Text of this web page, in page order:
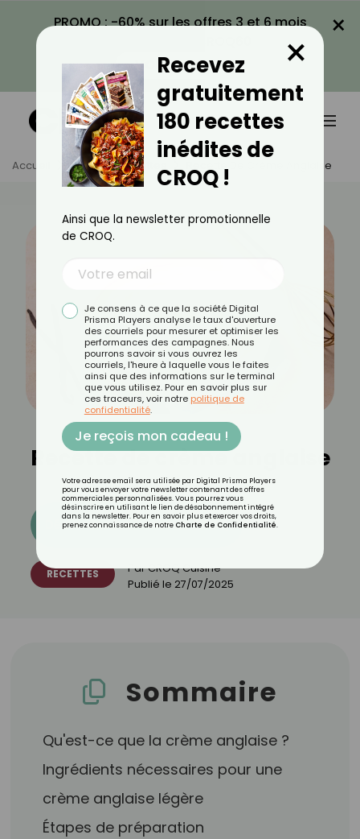
PROMO : -60% sur les offres 3 et 6 mois
VOIR LA PROMO
×
Accueil Actus Recettes Recette De Crème Anglaise
Recette de crème anglaise
Découvrez les 11 menus CROQ
RECETTES ParCROQ Cuisine
Publié le 27/07/2025
Sommaire
Qu'est-ce que la crème anglaise ?
Ingrédients nécessaires pour une
crème anglaise légère
Étapes de préparation
Recevez
gratuitement
180 recettes
inédites de
CROQ !
×
Ainsi que la newsletter promotionnelle
de CROQ.
Je consens à ce que la société Digital
Prisma Players analyse le taux d'ouverture
des courriels pour mesurer et optimiser les
performances des campagnes. Nous
pourrons savoir si vous ouvrez les
courriels, l'heure à laquelle vous le faites
ainsi que des informations sur le terminal
que vous utilisez. Pour en savoir plus sur
ces traceurs, voir notre politique de
confidentialité.
Je reçois mon cadeau !
Votre adresse email sera utilisée par Digital Prisma Players
pour vous envoyer votre newsletter contenant des offres
commerciales personnalisées. Vous pourrez vous
désinscrire en utilisant le lien de désabonnement intégré
dans la newsletter. Pour en savoir plus et exercer vos droits,
prenez connaissance de notre Charte de Confidentialité.